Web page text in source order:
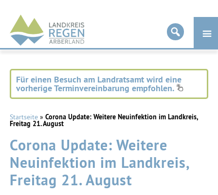
Landkreis
Regen
Für einen Besuch am Landratsamt wird eine
vorherige Terminvereinbarung empfohlen.
Startseite » Corona Update: Weitere Neuinfektion im Landkreis,
Freitag 21. August
Corona Update: Weitere
Neuinfektion im Landkreis,
Freitag 21. August